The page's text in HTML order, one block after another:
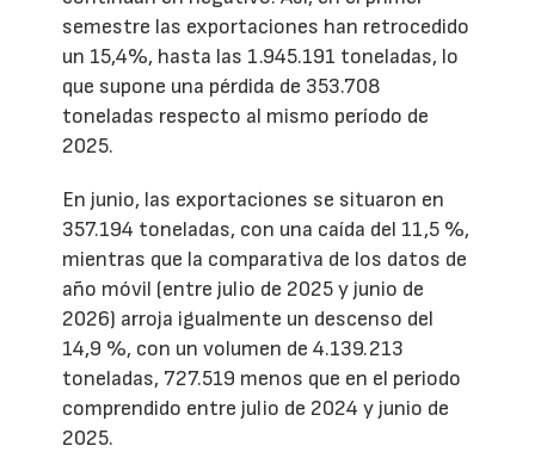
semestre las exportaciones han retrocedido
un 15,4%, hasta las 1.945.191 toneladas, lo
que supone una pérdida de 353.708
toneladas respecto al mismo período de
2025.
En junio, las exportaciones se situaron en
357.194 toneladas, con una caída del 11,5 %,
mientras que la comparativa de los datos de
año móvil (entre julio de 2025 y junio de
2026) arroja igualmente un descenso del
14,9 %, con un volumen de 4.139.213
toneladas, 727.519 menos que en el periodo
comprendido entre julio de 2024 y junio de
2025.